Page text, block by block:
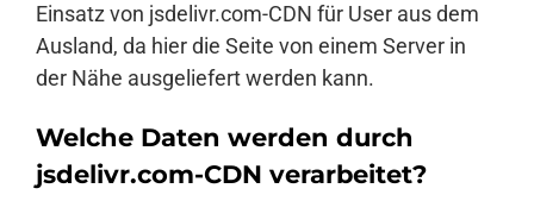
Einsatz von jsdelivr.com-CDN für User aus dem
Ausland, da hier die Seite von einem Server in
der Nähe ausgeliefert werden kann.
Welche Daten werden durch
jsdelivr.com-CDN verarbeitet?